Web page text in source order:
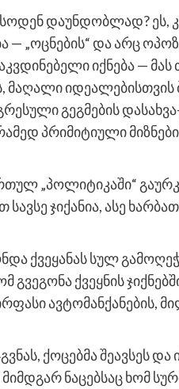
დაუნდობლად? ეს,
„ოცნების“ და არც
იქნება —
მაღალი
გეგმების
პრიმიტიული
„პოლიტიკაში“
ჯიქანია, ასე
ქვეყანას სულ
გვეგონა ქვეყნის
ავტომანქანების,
ქოცებმა შეავსეს და
ნაცებსაც ხომ